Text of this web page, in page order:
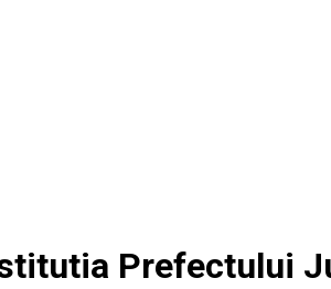
Prefectului